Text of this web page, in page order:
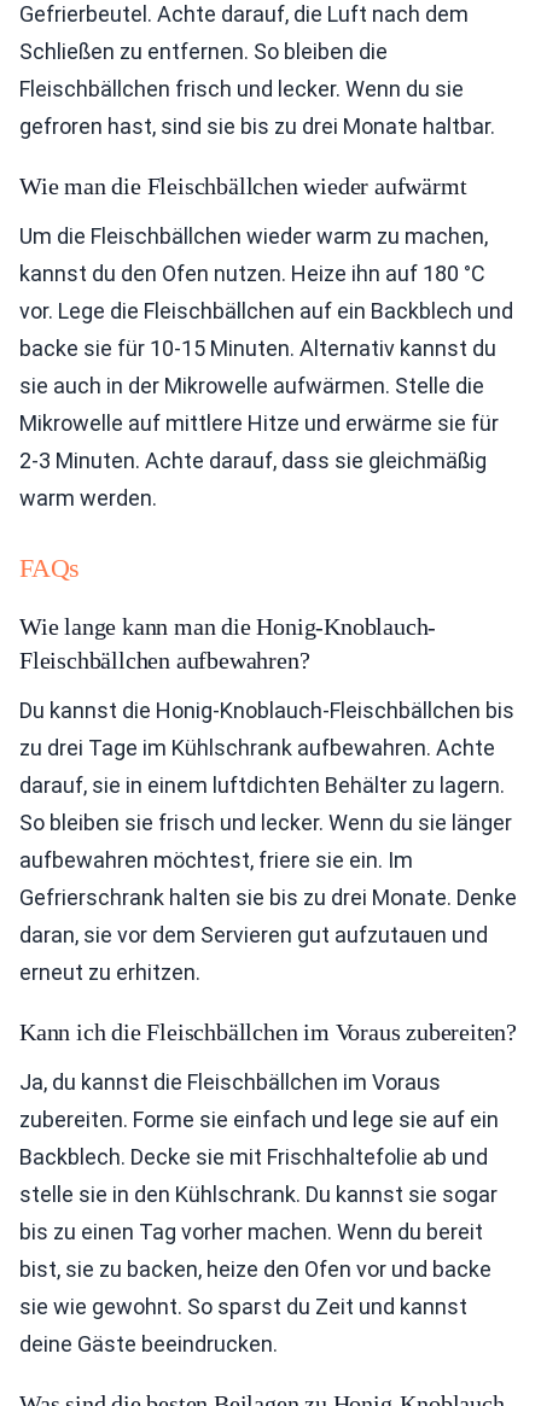
Gefrierbeutel. Achte darauf, die Luft nach dem
Schließen zu entfernen. So bleiben die
Fleischbällchen frisch und lecker. Wenn du sie
gefroren hast, sind sie bis zu drei Monate haltbar.
Wie man die Fleischbällchen wieder aufwärmt
Um die Fleischbällchen wieder warm zu machen,
kannst du den Ofen nutzen. Heize ihn auf 180 °C
vor. Lege die Fleischbällchen auf ein Backblech und
backe sie für 10-15 Minuten. Alternativ kannst du
sie auch in der Mikrowelle aufwärmen. Stelle die
Mikrowelle auf mittlere Hitze und erwärme sie für
2-3 Minuten. Achte darauf, dass sie gleichmäßig
warm werden.
FAQs
Wie lange kann man die Honig-Knoblauch-
Fleischbällchen aufbewahren?
Du kannst die Honig-Knoblauch-Fleischbällchen bis
zu drei Tage im Kühlschrank aufbewahren. Achte
darauf, sie in einem luftdichten Behälter zu lagern.
So bleiben sie frisch und lecker. Wenn du sie länger
aufbewahren möchtest, friere sie ein. Im
Gefrierschrank halten sie bis zu drei Monate. Denke
daran, sie vor dem Servieren gut aufzutauen und
erneut zu erhitzen.
Kann ich die Fleischbällchen im Voraus zubereiten?
Ja, du kannst die Fleischbällchen im Voraus
zubereiten. Forme sie einfach und lege sie auf ein
Backblech. Decke sie mit Frischhaltefolie ab und
stelle sie in den Kühlschrank. Du kannst sie sogar
bis zu einen Tag vorher machen. Wenn du bereit
bist, sie zu backen, heize den Ofen vor und backe
sie wie gewohnt. So sparst du Zeit und kannst
deine Gäste beeindrucken.